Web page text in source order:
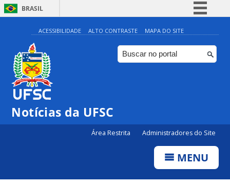
BRASIL
Simplifique!
Comunica BR
Participe
ACESSIBILIDADE ALTO CONTRASTE MAPA DO SITE
Notícias da UFSC
Área Restrita Administradores do Site
MENU